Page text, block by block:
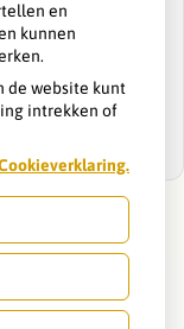
voor
dit te
en
kunnen
de website kunt
intrekken of